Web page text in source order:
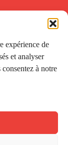
expérience de
et analyser
à notre